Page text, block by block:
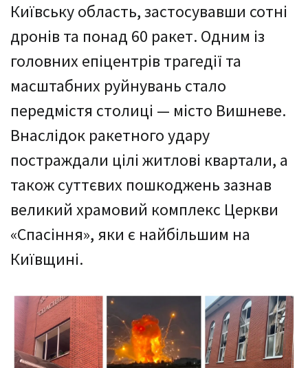
Київську область, застосувавши сотні
дронів та понад 60 ракет. Одним із
головних епіцентрів трагедії та
масштабних руйнувань стало
передмістя столиці — місто Вишневе.
Внаслідок ракетного удару
постраждали цілі житлові квартали, а
також суттєвих пошкоджень зазнав
великий храмовий комплекс Церкви
«Спасіння», яки є найбільшим на
Київщині.